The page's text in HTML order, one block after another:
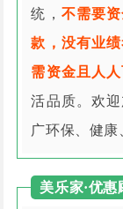
统， 不需要
款，没有业
需资金且人
活品质。欢
广环保、健康
美乐家·优惠